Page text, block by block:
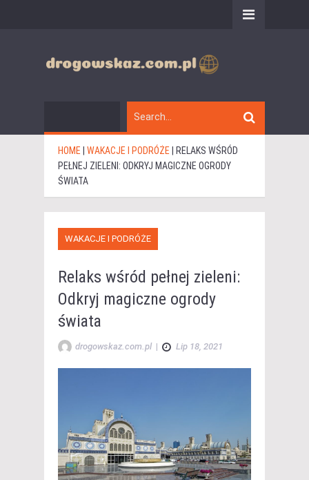
HOME WAKACJE I PODRÓŻE
RELAKS WŚRÓD
PEŁNEJ ZIELENI: ODKRYJ MAGICZNE OGRODY
ŚWIATA
WAKACJE I PODRÓŻE
Relaks wśród pełnej zieleni:
Odkryj magiczne ogrody
świata
drogowskaz.com.pl | Lip 18, 2021